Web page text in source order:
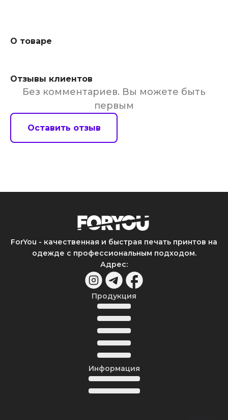
О товаре
Отзывы клиентов
Без комментариев. Вы можете быть
первым
Оставить отзыв
ForYou - качественная и быстрая печать принтов на
одежде с профессиональным подходом.
Адрес:
Продукция
Информация